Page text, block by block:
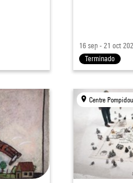
16 sep - 21 oct
Terminado
Centre